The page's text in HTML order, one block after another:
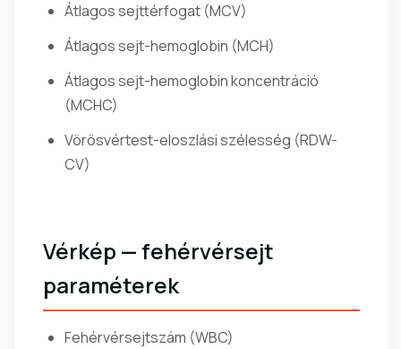
Átlagos sejttérfogat (MCV)
Átlagos sejt-hemoglobin (MCH)
Átlagos sejt-hemoglobin koncentráció
(MCHC)
Vörösvértest-eloszlási szélesség (RDW-
CV)
Vérkép — fehérvérsejt
paraméterek
Fehérvérsejtszám (WBC)